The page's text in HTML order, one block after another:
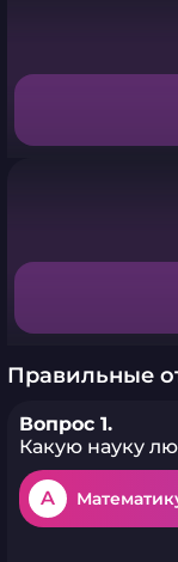
Правильные
Вопрос 1.
Какую науку
A